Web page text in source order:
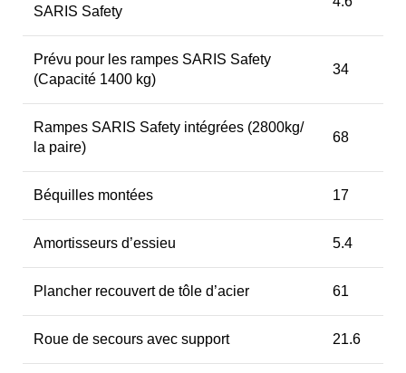
SARIS Safety
Prévu pour les rampes SARIS Safety
(Capacité 1400 kg)
34
Rampes SARIS Safety intégrées (2800kg/
la paire)
68
Béquilles montées 17
Amortisseurs d’essieu 5.4
Plancher recouvert de tôle d’acier 61
Roue de secours avec support 21.6